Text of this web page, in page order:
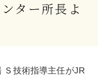
ター所長よ
Ｓ技術指導主任がJR